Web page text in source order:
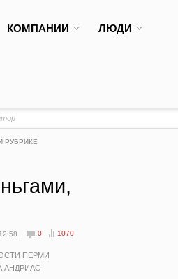
КОМПАНИИ ЛЮДИ
РУБРИКЕ
0 1070
ПЕРМИ
АНДРИАС